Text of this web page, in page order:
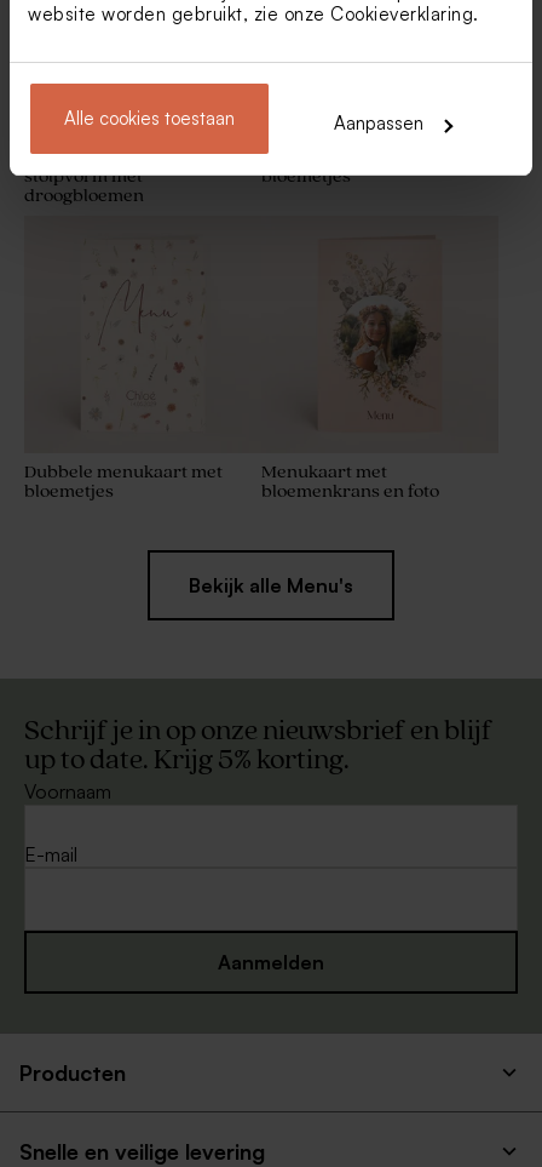
website worden gebruikt, zie onze Cookieverklaring.
Alle cookies toestaan Aanpassen
communie bedanking
Menukaart lentefeest in
stolpvorm met
droogbloemen
Dubbele menukaart met
bloemetjes
Dubbele menukaart met
bloemetjes
Menukaart met
bloemenkrans en foto
Bekijk alle Menu's
Schrijf je in op onze nieuwsbrief en blijf
up to date. Krijg 5% korting.
Voornaam
E-mail
Aanmelden
Producten
Snelle en veilige levering